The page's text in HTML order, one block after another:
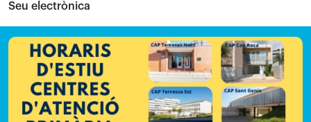
Seu electrònica